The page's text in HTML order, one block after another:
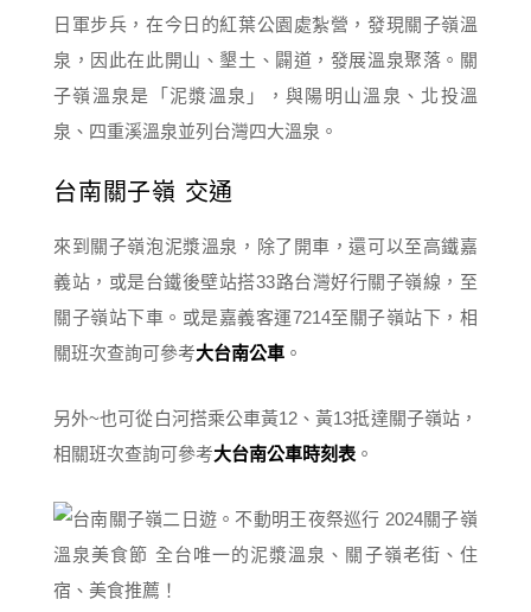
日軍步兵，在今日的紅葉公園處紮營，發現關子嶺溫
泉，因此在此開山、墾土、闢道，發展溫泉聚落。關
子嶺溫泉是「泥漿溫泉」，與陽明山溫泉、北投溫
泉、四重溪溫泉並列台灣四大溫泉。
台南關子嶺 交通
來到關子嶺泡泥漿溫泉，除了開車，還可以至高鐵嘉
義站，或是台鐵後壁站搭33路台灣好行關子嶺線，至
關子嶺站下車。或是嘉義客運7214至關子嶺站下，相
關班次查詢可參考大台南公車 。
另外~也可從白河搭乘公車黃12、黃13抵達關子嶺站，
相關班次查詢可參考大台南公車時刻表 。